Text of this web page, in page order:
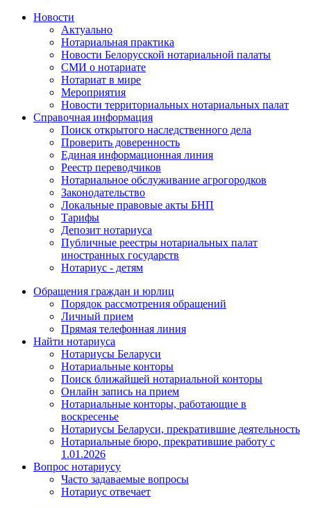
Новости
Актуально
Нотариальная практика
Новости Белорусской нотариальной палаты
СМИ о нотариате
Нотариат в мире
Мероприятия
Новости территориальных нотариальных палат
Справочная информация
Поиск открытого наследственного дела
Проверить доверенность
Единая информационная линия
Реестр переводчиков
Нотариальное обслуживание агрогородков
Законодательство
Локальные правовые акты БНП
Тарифы
Депозит нотариуса
Публичные реестры нотариальных палат
иностранных государств
Нотариус - детям
Обращения граждан и юрлиц
Порядок рассмотрения обращений
Личный прием
Прямая телефонная линия
Найти нотариуса
Нотариусы Беларуси
Нотариальные конторы
Поиск ближайшей нотариальной конторы
Онлайн запись на прием
Нотариальные конторы, работающие в
воскресенье
Нотариусы Беларуси, прекратившие деятельность
Нотариальные бюро, прекратившие работу с
1.01.2026
Вопрос нотариусу
Часто задаваемые вопросы
Нотариус отвечает